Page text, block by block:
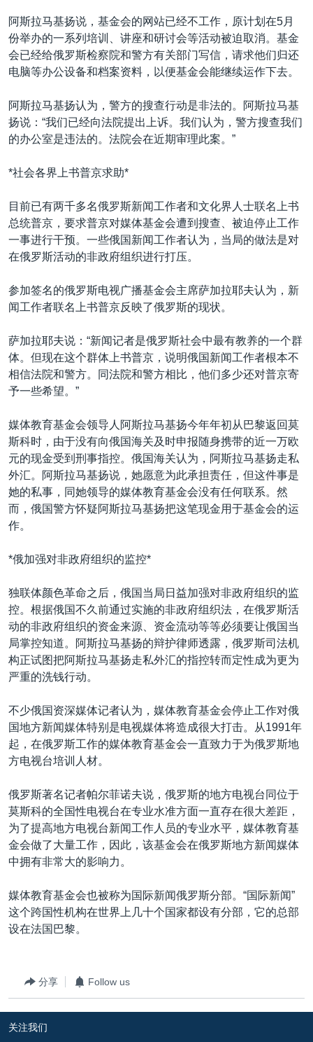
关注西藏
关注新疆
GEN Z 看美国
阿斯拉马基扬说，基金会的网站已经不工作，原计划在5月
份举办的一系列培训、讲座和研讨会等活动被迫取消。基金
会已经给俄罗斯检察院和警方有关部门写信，请求他们归还
电脑等办公设备和档案资料，以便基金会能继续运作下去。
阿斯拉马基扬认为，警方的搜查行动是非法的。阿斯拉马基
扬说：“我们已经向法院提出上诉。我们认为，警方搜查我们
的办公室是违法的。法院会在近期审理此案。”
*社会各界上书普京求助*
目前已有两千多名俄罗斯新闻工作者和文化界人士联名上书
总统普京，要求普京对媒体基金会遭到搜查、被迫停止工作
一事进行干预。一些俄国新闻工作者认为，当局的做法是对
在俄罗斯活动的非政府组织进行打压。
参加签名的俄罗斯电视广播基金会主席萨加拉耶夫认为，新
闻工作者联名上书普京反映了俄罗斯的现状。
萨加拉耶夫说：“新闻记者是俄罗斯社会中最有教养的一个群
体。但现在这个群体上书普京，说明俄国新闻工作者根本不
相信法院和警方。同法院和警方相比，他们多少还对普京寄
予一些希望。”
媒体教育基金会领导人阿斯拉马基扬今年年初从巴黎返回莫
斯科时，由于没有向俄国海关及时申报随身携带的近一万欧
元的现金受到刑事指控。俄国海关认为，阿斯拉马基扬走私
外汇。阿斯拉马基扬说，她愿意为此承担责任，但这件事是
她的私事，同她领导的媒体教育基金会没有任何联系。然
而，俄国警方怀疑阿斯拉马基扬把这笔现金用于基金会的运
作。
*俄加强对非政府组织的监控*
独联体颜色革命之后，俄国当局日益加强对非政府组织的监
控。根据俄国不久前通过实施的非政府组织法，在俄罗斯活
动的非政府组织的资金来源、资金流动等等必须要让俄国当
局掌控知道。阿斯拉马基扬的辩护律师透露，俄罗斯司法机
构正试图把阿斯拉马基扬走私外汇的指控转而定性成为更为
严重的洗钱行动。
不少俄国资深媒体记者认为，媒体教育基金会停止工作对俄
国地方新闻媒体特别是电视媒体将造成很大打击。从1991年
起，在俄罗斯工作的媒体教育基金会一直致力于为俄罗斯地
方电视台培训人材。
俄罗斯著名记者帕尔菲诺夫说，俄罗斯的地方电视台同位于
莫斯科的全国性电视台在专业水准方面一直存在很大差距，
为了提高地方电视台新闻工作人员的专业水平，媒体教育基
金会做了大量工作，因此，该基金会在俄罗斯地方新闻媒体
中拥有非常大的影响力。
媒体教育基金会也被称为国际新闻俄罗斯分部。“国际新闻”
这个跨国性机构在世界上几十个国家都设有分部，它的总部
设在法国巴黎。
分享 Follow us
关注我们